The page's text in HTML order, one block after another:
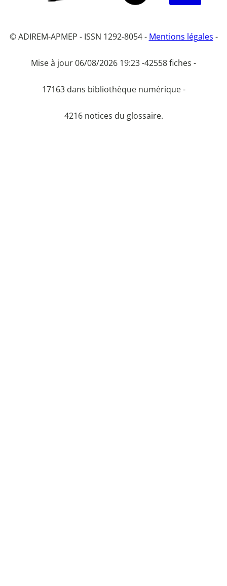
© ADIREM-APMEP - ISSN 1292-8054 - Mentions légales -
Mise à jour 06/08/2026 19:23 -42558 fiches -
17163 dans bibliothèque numérique -
4216 notices du glossaire.